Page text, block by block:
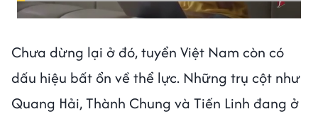
Chưa dừng lại ở đó, tuyển Việt Nam còn có
dấu hiệu bất ổn về thể lực. Những trụ cột như
Quang Hải, Thành Chung và Tiến Linh đang ở